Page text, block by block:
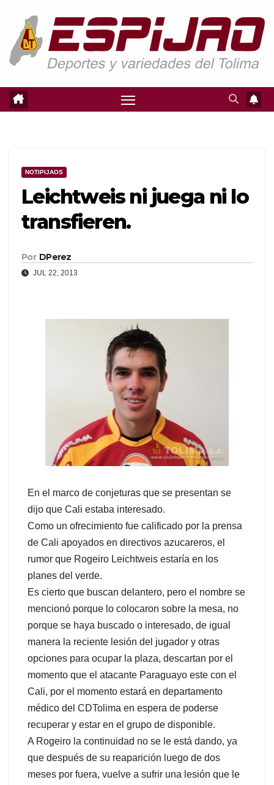
contenido
NOTIPIJAOS
Leichtweis ni juega ni lo
transfieren.
Por DPerez
JUL 22, 2013
En el marco de conjeturas que se presentan se
dijo que Cali estaba interesado.
Como un ofrecimiento fue calificado por la prensa
de Cali apoyados en directivos azucareros, el
rumor que Rogeiro Leichtweis estaría en los
planes del verde.
Es cierto que buscan delantero, pero el nombre se
mencionó porque lo colocaron sobre la mesa, no
porque se haya buscado o interesado, de igual
manera la reciente lesión del jugador y otras
opciones para ocupar la plaza, descartan por el
momento que el atacante Paraguayo este con el
Cali, por el momento estará en departamento
médico del CDTolima en espera de poderse
recuperar y estar en el grupo de disponible.
A Rogeiro la continuidad no se le está dando, ya
que después de su reaparición luego de dos
meses por fuera, vuelve a sufrir una lesión que le